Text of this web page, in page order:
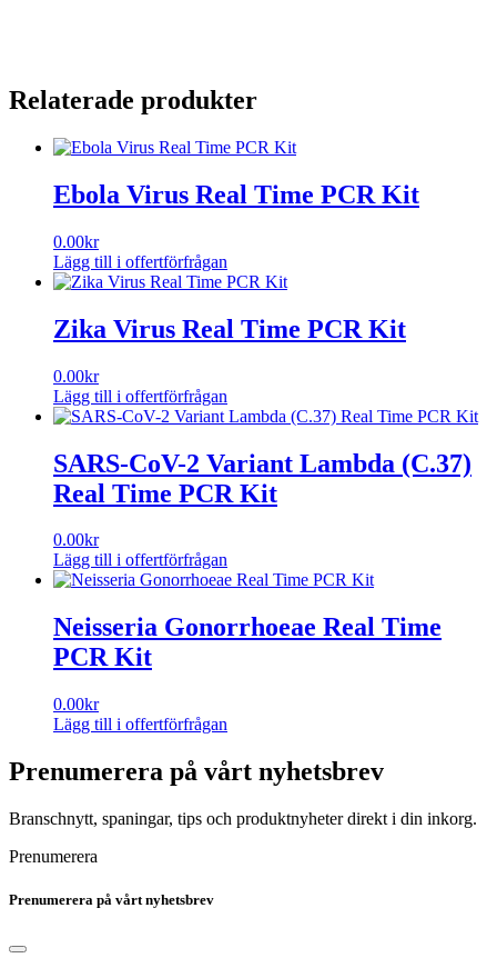
Relaterade produkter
Ebola Virus Real Time PCR Kit
0.00kr
Lägg till i offertförfrågan
Zika Virus Real Time PCR Kit
0.00kr
Lägg till i offertförfrågan
SARS-CoV-2 Variant Lambda (C.37)
Real Time PCR Kit
0.00kr
Lägg till i offertförfrågan
Neisseria Gonorrhoeae Real Time
PCR Kit
0.00kr
Lägg till i offertförfrågan
Prenumerera på vårt nyhetsbrev
Branschnytt, spaningar, tips och produktnyheter direkt i din inkorg.
Prenumerera
Prenumerera på vårt nyhetsbrev